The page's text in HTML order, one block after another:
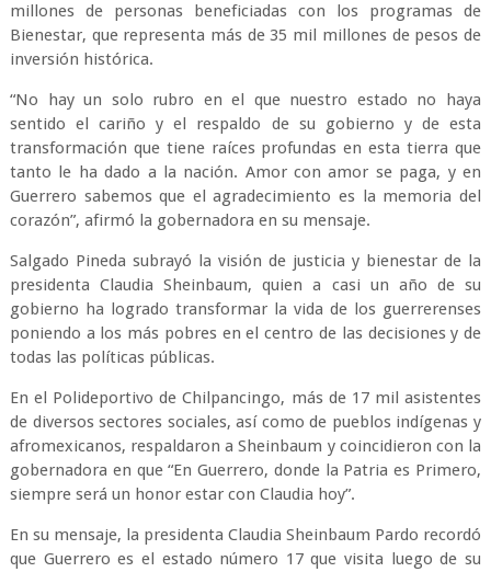
millones de personas beneficiadas con los programas de
Bienestar, que representa más de 35 mil millones de pesos de
inversión histórica.
“No hay un solo rubro en el que nuestro estado no haya
sentido el cariño y el respaldo de su gobierno y de esta
transformación que tiene raíces profundas en esta tierra que
tanto le ha dado a la nación. Amor con amor se paga, y en
Guerrero sabemos que el agradecimiento es la memoria del
corazón”, afirmó la gobernadora en su mensaje.
Salgado Pineda subrayó la visión de justicia y bienestar de la
presidenta Claudia Sheinbaum, quien a casi un año de su
gobierno ha logrado transformar la vida de los guerrerenses
poniendo a los más pobres en el centro de las decisiones y de
todas las políticas públicas.
En el Polideportivo de Chilpancingo, más de 17 mil asistentes
de diversos sectores sociales, así como de pueblos indígenas y
afromexicanos, respaldaron a Sheinbaum y coincidieron con la
gobernadora en que “En Guerrero, donde la Patria es Primero,
siempre será un honor estar con Claudia hoy”.
En su mensaje, la presidenta Claudia Sheinbaum Pardo recordó
que Guerrero es el estado número 17 que visita luego de su